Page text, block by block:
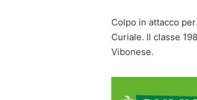
Colpo in attacco
Curiale. Il classe
Vibonese.